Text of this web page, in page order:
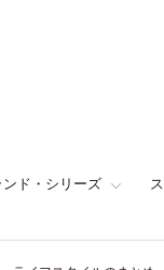
ンド・シリーズ